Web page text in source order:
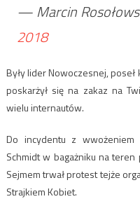
— Marcin
2018
Były lider Nowoczesnej, poseł
poskarżył się na zakaz na
wielu internautów.
Do incydentu z wwożeniem
Schmidt w bagażniku na
Sejmem trwał protest tejże
Strajkiem Kobiet.